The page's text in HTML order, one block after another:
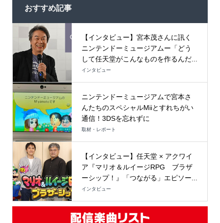
おすすめ記事
【インタビュー】宮本茂さんに訊く
ニンテンドーミュージアムー「どう
して任天堂がこんなものを作るんだ...
インタビュー
ニンテンドーミュージアムで宮本さ
んたちのスペシャルMiiとすれちがい
通信！3DSを忘れずに
取材・レポート
【インタビュー】任天堂 × アクワイ
ア『マリオ＆ルイージRPG ブラザ
ーシップ！』「つながる」エピソー...
インタビュー